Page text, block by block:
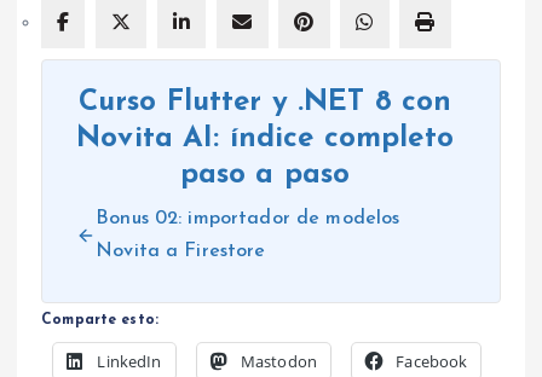
Curso Flutter y .NET 8 con
Novita AI: índice completo
paso a paso
Bonus 02: importador de modelos
Novita a Firestore
Comparte esto:
LinkedIn Mastodon Facebook